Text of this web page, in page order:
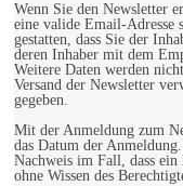
Wenn Sie den Newsletter
eine valide Email-Adresse
gestatten, dass Sie der
deren Inhaber mit dem
Weitere Daten werden
Versand der Newsletter
gegeben.
Mit der Anmeldung zum
das Datum der
Nachweis im Fall, dass
ohne Wissen des